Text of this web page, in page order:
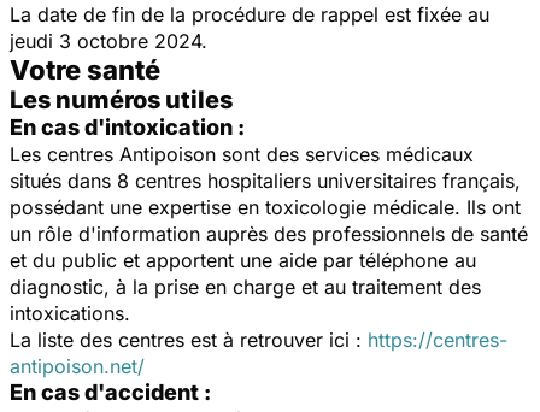
La date de fin de la procédure de rappel est fixée au
jeudi 3 octobre 2024.
Votre santé
Les numéros utiles
En cas d'intoxication :
Les centres Antipoison sont des services médicaux
situés dans 8 centres hospitaliers universitaires français,
possédant une expertise en toxicologie médicale. Ils ont
un rôle d'information auprès des professionnels de santé
et du public et apportent une aide par téléphone au
diagnostic, à la prise en charge et au traitement des
intoxications.
La liste des centres est à retrouver ici : https://centres-
antipoison.net/
En cas d'accident :